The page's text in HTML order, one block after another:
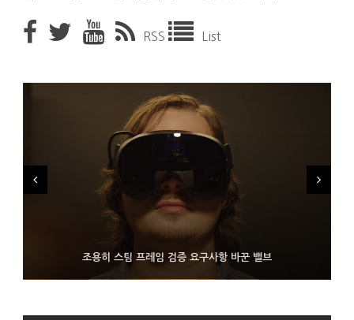
RSS List
조용히 스팀 프레임 검증 요구사항 바꾼 밸브
9월 4일부터 서비스 접는 안드로이드 장치용 구글 어시스턴트
보인 삼성전자